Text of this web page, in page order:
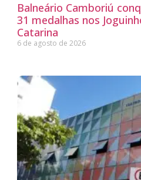
Balneário Camboriú
31 medalhas nos
Catarina
6 de agosto de 2026